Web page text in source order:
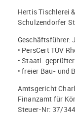
Hertis Tischlerei
Schulzendorfer
Geschäftsführer:
• PersCert TÜV
• Staatl.
• freier Bau- und
Amtsgericht
Finanzamt für
Steuer-Nr: 37/